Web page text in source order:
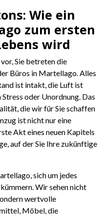
Wie ein
zum ersten
wird
Sie betreten die
Büros in Martellago. Alles
ist intakt, die Luft ist
oder Unordnung. Das
die wir für Sie schaffen
ist nicht nur eine
Akt eines neuen Kapitels
auf der Sie Ihre zukünftige
sich um jedes
Wir sehen nicht
wertvolle
Möbel, die